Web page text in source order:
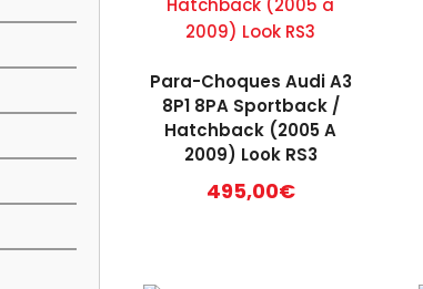
Para-Choques Audi A3
8P1 8PA Sportback /
Hatchback (2005 A
2009) Look RS3
495,00€